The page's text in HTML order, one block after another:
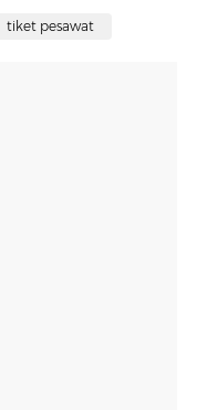
tiket pesawat